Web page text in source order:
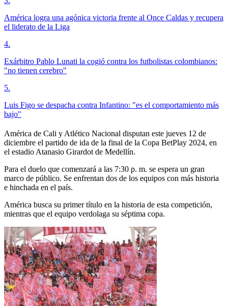
América logra una agónica victoria frente al Once Caldas y recupera
el liderato de la Liga
4.
Exárbitro Pablo Lunati la cogió contra los futbolistas colombianos:
"no tienen cerebro"
5.
Luis Figo se despacha contra Infantino: "es el comportamiento más
bajo"
América de Cali y Atlético Nacional disputan este jueves 12 de
diciembre el partido de ida de la final de la Copa BetPlay 2024, en
el estadio Atanasio Girardot de Medellín.
Para el duelo que comenzará a las 7:30 p. m. se espera un gran
marco de público. Se enfrentan dos de los equipos con más historia
e hinchada en el país.
América busca su primer título en la historia de esta competición,
mientras que el equipo verdolaga su séptima copa.